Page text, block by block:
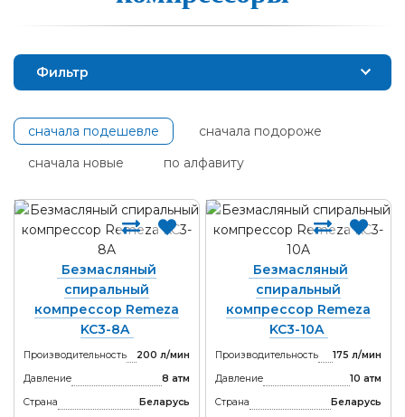
Фильтр
сначала подешевле
сначала подороже
сначала новые
по алфавиту
Безмасляный
спиральный
компрессор Remeza
KC3-8A
Производительность
200 л/мин
Давление
8 атм
Страна
Беларусь
Безмасляный
спиральный
компрессор Remeza
KC3-10A
Производительность
175 л/мин
Давление
10 атм
Страна
Беларусь